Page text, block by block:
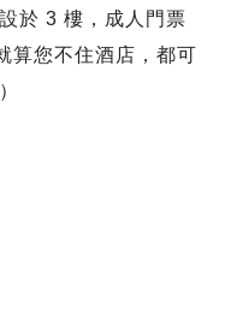
於 3 樓，成人門票
算您不住酒店，都可